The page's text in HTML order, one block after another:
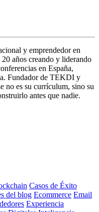
y emprendedor en
años creando y liderando
en España,
Fundador de TEKDI y
no es su currículum, sino su
antes que nadie.
Casos de Éxito
del blog Ecommerce Email
Experiencia